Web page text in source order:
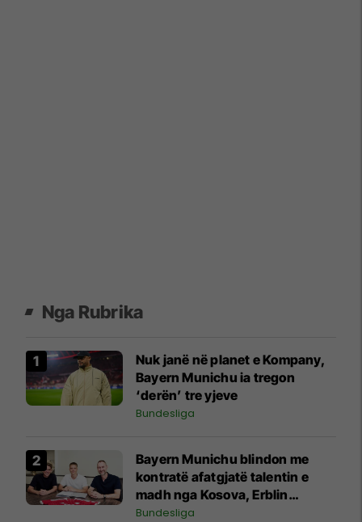
Nga Rubrika
Nuk janë në planet e Kompany,
Bayern Munichu ia tregon
‘derën’ tre yjeve
Bundesliga
Bayern Munichu blindon me
kontratë afatgjatë talentin e
madh nga Kosova, Erblin
Osmani
Bundesliga